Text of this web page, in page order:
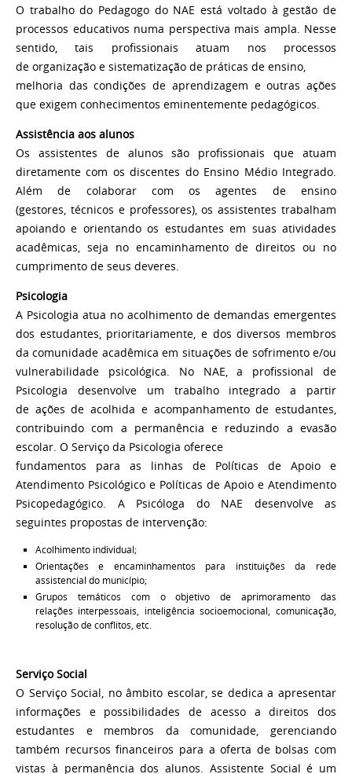
O trabalho do Pedagogo do NAE está voltado à gestão de
processos educativos numa perspectiva mais ampla. Nesse
sentido, tais profissionais atuam nos processos
de organização e sistematização de práticas de ensino,
melhoria das condições de aprendizagem e outras ações
que exigem conhecimentos eminentemente pedagógicos.
Assistência aos alunos
Os assistentes de alunos são profissionais que atuam
diretamente com os discentes do Ensino Médio Integrado.
Além de colaborar com os agentes de ensino
(gestores, técnicos e professores), os assistentes trabalham
apoiando e orientando os estudantes em suas atividades
acadêmicas, seja no encaminhamento de direitos ou no
cumprimento de seus deveres.
Psicologia
A Psicologia atua no acolhimento de demandas emergentes
dos estudantes, prioritariamente, e dos diversos membros
da comunidade acadêmica em situações de sofrimento e/ou
vulnerabilidade psicológica. No NAE, a profissional de
Psicologia desenvolve um trabalho integrado a partir
de ações de acolhida e acompanhamento de estudantes,
contribuindo com a permanência e reduzindo a evasão
escolar. O Serviço da Psicologia oferece
fundamentos para as linhas de Políticas de Apoio e
Atendimento Psicológico e Políticas de Apoio e Atendimento
Psicopedagógico. A Psicóloga do NAE desenvolve as
seguintes propostas de intervenção:
Acolhimento individual;
Orientações e encaminhamentos para instituições da rede
assistencial do município;
Grupos temáticos com o objetivo de aprimoramento das
relações interpessoais, inteligência socioemocional, comunicação,
resolução de conflitos, etc.
Serviço Social
O Serviço Social, no âmbito escolar, se dedica a apresentar
informações e possibilidades de acesso a direitos dos
estudantes e membros da comunidade, gerenciando
também recursos financeiros para a oferta de bolsas com
vistas à permanência dos alunos. Assistente Social é um